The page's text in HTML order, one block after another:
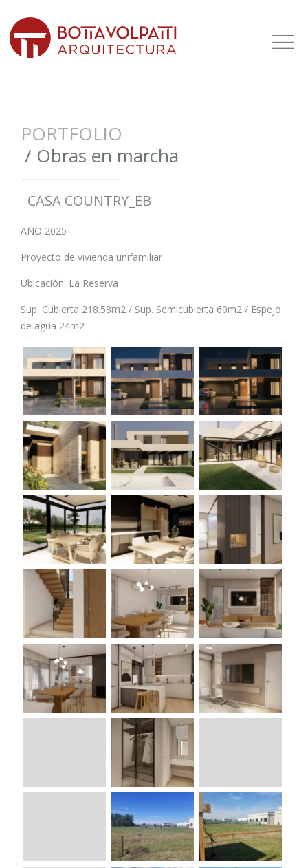
PORTFOLIO
/ Obras en marcha
CASA COUNTRY_EB
AÑO 2025
Proyecto de vivienda unifamiliar
Ubicación: La Reserva
Sup. Cubierta 218.58m2 / Sup. Semicubierta 60m2 / Espejo
de agua 24m2